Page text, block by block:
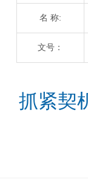
名 称:
文号：
抓紧契